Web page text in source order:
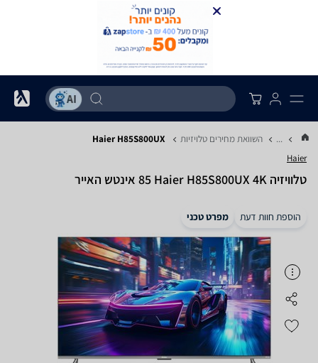
... השוואת מחירים טלויזיות Haier H85S800UX
Haier
טלוויזיה Haier H85S800UX 4K ‏85 ‏אינטש האייר
הוספת חוות דעת מפרט טכני